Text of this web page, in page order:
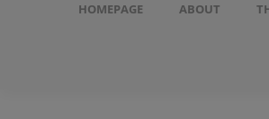
HOMEPAGE ABOUT